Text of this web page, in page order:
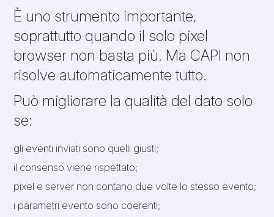
È uno strumento importante,
soprattutto quando il solo pixel
browser non basta più. Ma CAPI non
risolve automaticamente tutto.
Può migliorare la qualità del dato solo
se:
gli eventi inviati sono quelli giusti;
il consenso viene rispettato;
pixel e server non contano due volte lo stesso evento;
i parametri evento sono coerenti;